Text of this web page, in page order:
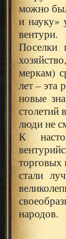
можно
и науку»
вентури.
Поселки
меркам)
лет – эта
новые
столетий
люди не
К
торговых
стали
народов.